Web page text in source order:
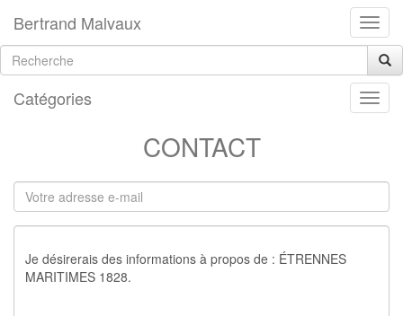
Bertrand Malvaux
Catégories
CONTACT